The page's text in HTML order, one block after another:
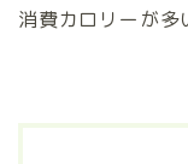
消費カロリーが多